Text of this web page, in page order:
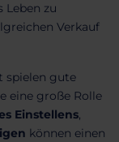
Leben zu
Verkauf
spielen gute
eine große Rolle
Einstellens,
können einen